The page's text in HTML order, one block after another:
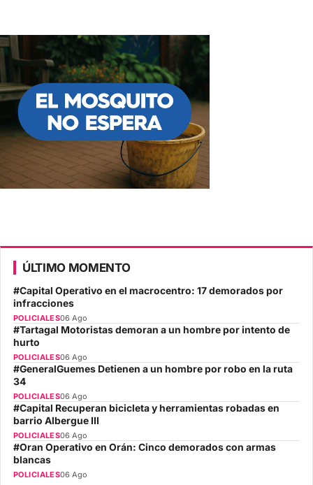
ÚLTIMO MOMENTO
#Capital Operativo en el macrocentro: 17 demorados por
infracciones
POLICIALES06 Ago
#Tartagal Motoristas demoran a un hombre por intento de
hurto
POLICIALES06 Ago
#GeneralGuemes Detienen a un hombre por robo en la ruta
34
POLICIALES06 Ago
#Capital Recuperan bicicleta y herramientas robadas en
barrio Albergue III
POLICIALES06 Ago
#Oran Operativo en Orán: Cinco demorados con armas
blancas
POLICIALES06 Ago